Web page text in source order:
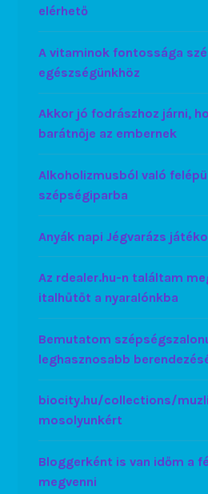
elérhető
A vitaminok fontossága
egészségünkhöz
Akkor jó fodrászhoz járni,
barátnője az embernek
Alkoholizmusból való
szépségiparba
Anyák napi Jégvarázs
Az rdealer.hu-n találtam
italhűtőt a nyaralónkba
Bemutatom
leghasznosabb
biocity.hu/collections/
mosolyunkért
Bloggerként is van időm a
megvenni